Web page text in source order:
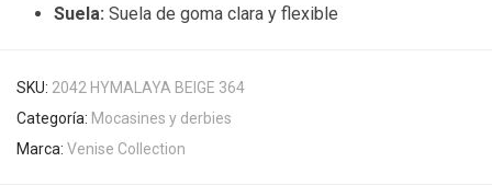
Suela: Suela de goma clara y flexible
SKU: 2042 HYMALAYA BEIGE 364
Categoría: Mocasines y derbies
Marca: Venise Collection